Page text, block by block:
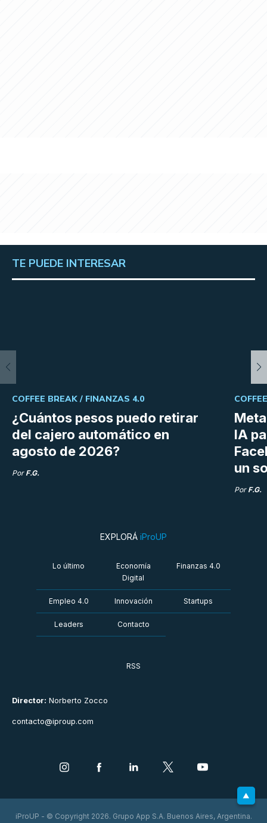
TE PUEDE INTERESAR
¿Cuántos pesos puedo retirar
del cajero automático en
agosto de 2026?
COFFEE BREAK / FINANZAS 4.0
Por F.G.
IA
un
Por F.G.
Director: Norberto Zocco
contacto@iproup.com
EXPLORÁ iProUP
Lo último
Economía
Digital
Finanzas 4.0
Empleo 4.0 Innovación Startups
Leaders Contacto
RSS
iProUP - © Copyright 2026. Grupo App S.A. Buenos Aires, Argentina.